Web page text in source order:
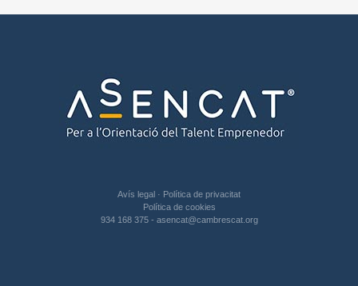
Avís legal · Política de privacitat
Política de cookies
934 168 375 - asencat@cambrescat.org